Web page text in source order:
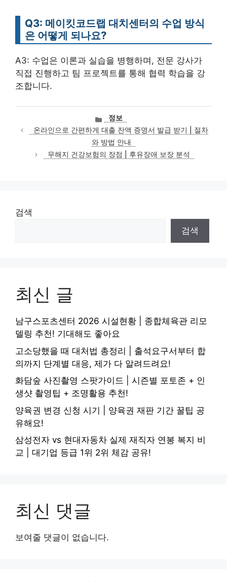
Q3: 메이킷코드랩 대치센터의 수업 방식
은 어떻게 되나요?
A3: 수업은 이론과 실습을 병행하며, 전문 강사가
직접 진행하고 팀 프로젝트를 통해 협력 학습을 강
조합니다.
카
테
고
리
정보
온라인으로 간편하게 대출 잔액 증명서 발급 받기 | 절차
와 방법 안내
무해지 건강보험의 장점 | 후유장애 보장 분석
검색
검색
최신 글
남구스포츠센터 2026 시설현황 | 종합체육관 리모
델링 추천! 기대해도 좋아요
고소당했을 때 대처법 총정리 | 출석요구서부터 합
의까지 단계별 대응, 제가 다 알려드려요!
화담숲 사진촬영 스팟가이드 | 시즌별 포토존 + 인
생샷 촬영팁 + 조명활용 추천!
양육권 변경 신청 시기 | 양육권 재판 기간 꿀팁 공
유해요!
삼성전자 vs 현대자동차 실제 재직자 연봉 복지 비
교 | 대기업 등급 1위 2위 체감 공유!
최신 댓글
보여줄 댓글이 없습니다.